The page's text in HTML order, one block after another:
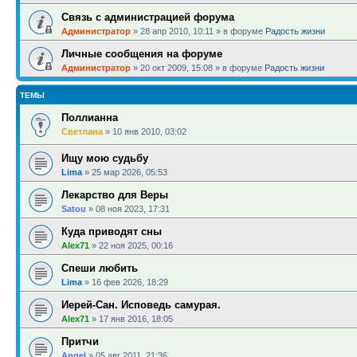
Связь с администрацией форума
Администратор » 28 апр 2010, 10:11 » в форуме Радость жизни
Личные сообщения на форуме
Администратор » 20 окт 2009, 15:08 » в форуме Радость жизни
ТЕМЫ
Поллианна
Светлана » 10 янв 2010, 03:02
Ищу мою судьбу
Lima » 25 мар 2026, 05:53
Лекарство для Веры
Satou » 08 ноя 2023, 17:31
Куда приводят сны
Alex71 » 22 ноя 2025, 00:16
Спеши любить
Lima » 16 фев 2026, 18:29
Иерей-Сан. Исповедь самурая.
Alex71 » 17 янв 2016, 18:05
Притчи